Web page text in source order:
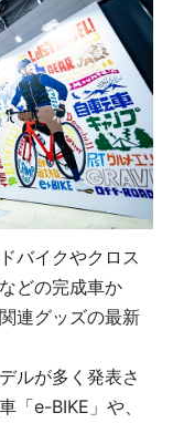
バイクやクロス
どの完成車か
連グッズの最新
ルが多く発表さ
「e-BIKE」や、